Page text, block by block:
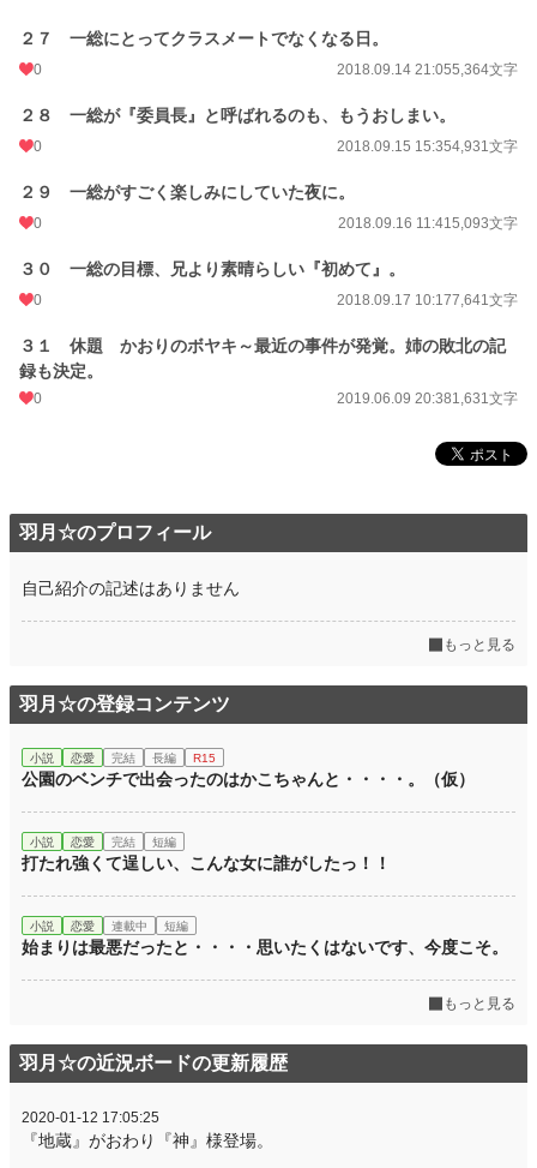
２７ 一総にとってクラスメートでなくなる日。
0 2018.09.14 21:055,364文字
２８ 一総が『委員長』と呼ばれるのも、もうおしまい。
0 2018.09.15 15:354,931文字
２９ 一総がすごく楽しみにしていた夜に。
0 2018.09.16 11:415,093文字
３０ 一総の目標、兄より素晴らしい『初めて』。
0 2018.09.17 10:177,641文字
３１ 休題 かおりのボヤキ～最近の事件が発覚。姉の敗北の記
録も決定。
0 2019.06.09 20:381,631文字
羽月☆のプロフィール
自己紹介の記述はありません
もっと見る
羽月☆の登録コンテンツ
小説 恋愛 完結 長編 R15
公園のベンチで出会ったのはかこちゃんと・・・・。（仮）
小説 恋愛 完結 短編
打たれ強くて逞しい、こんな女に誰がしたっ！！
小説 恋愛 連載中 短編
始まりは最悪だったと・・・・思いたくはないです、今度こそ。
もっと見る
羽月☆の近況ボードの更新履歴
2020-01-12 17:05:25
『地蔵』がおわり『神』様登場。